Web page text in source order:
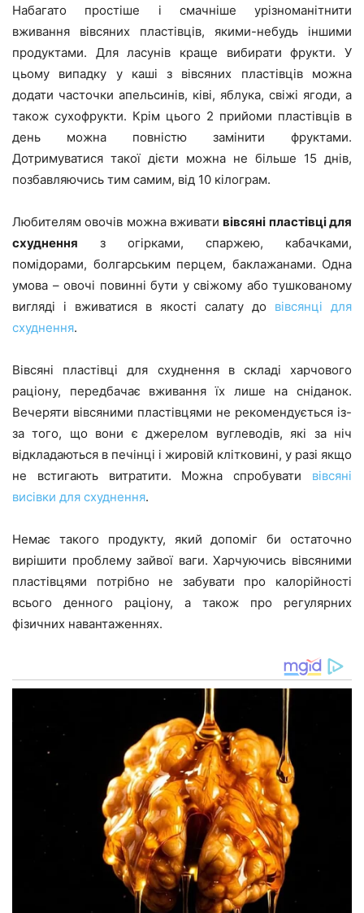
Набагато простіше і смачніше урізноманітнити
вживання вівсяних пластівців, якими-небудь іншими
продуктами. Для ласунів краще вибирати фрукти. У
цьому випадку у каші з вівсяних пластівців можна
додати часточки апельсинів, ківі, яблука, свіжі ягоди, а
також сухофрукти. Крім цього 2 прийоми пластівців в
день можна повністю замінити фруктами.
Дотримуватися такої дієти можна не більше 15 днів,
позбавляючись тим самим, від 10 кілограм.
Любителям овочів можна вживативівсяні пластівці для
схуднення з огірками, спаржею, кабачками,
помідорами, болгарським перцем, баклажанами. Одна
умова – овочі повинні бути у свіжому або тушкованому
вигляді і вживатися в якості салату до вівсянці для
схуднення.
Вівсяні пластівці для схуднення в складі харчового
раціону, передбачає вживання їх лише на сніданок.
Вечеряти вівсяними пластівцями не рекомендується із-
за того, що вони є джерелом вуглеводів, які за ніч
відкладаються в печінці і жировій клітковині, у разі якщо
не встигають витратити. Можна спробувати вівсяні
висівки для схуднення.
Немає такого продукту, який допоміг би остаточно
вирішити проблему зайвої ваги. Харчуючись вівсяними
пластівцями потрібно не забувати про калорійності
всього денного раціону, а також про регулярних
фізичних навантаженнях.